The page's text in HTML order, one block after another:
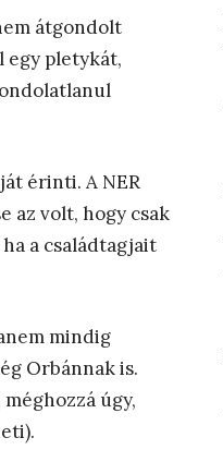
átgondolt
egy pletykát,
érinti. A NER
az volt, hogy csak
a családtagjait
mindig
Orbánnak is.
úgy,